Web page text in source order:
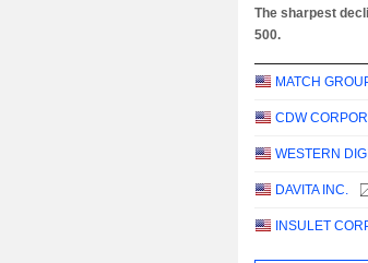
The sharpest
500.
MATCH
CDW
DAVITA INC.